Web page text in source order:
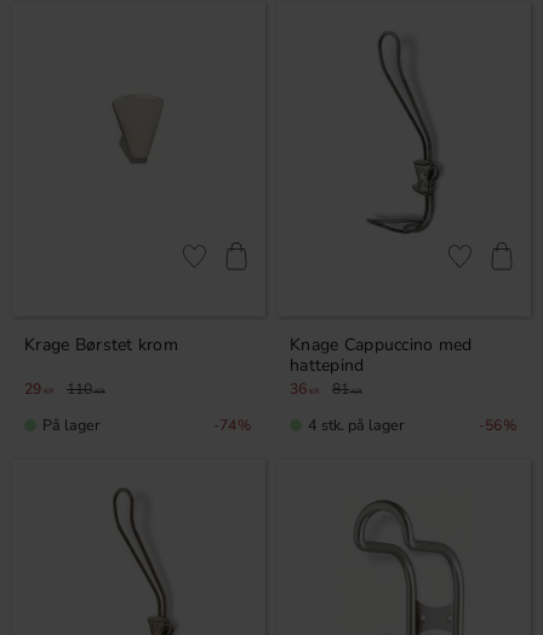
Krage Børstet krom
29 KR 110KR
74%
Gem som favorit
På lager
Knage Cappuccino med
hattepind
36 KR 81KR
56%
Gem som
4 stk. på lager